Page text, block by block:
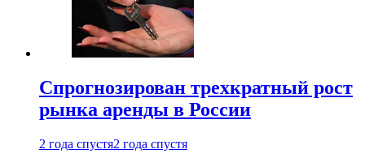
Спрогнозирован трехкратный рост
рынка аренды в России
2 года спустя2 года спустя